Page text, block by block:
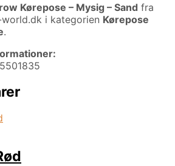
Kørepose – Mysig – Sand fra
i kategorien Kørepose
.